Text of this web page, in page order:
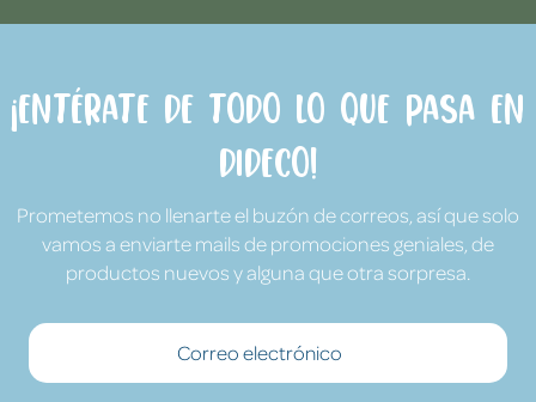
¡Entérate de todo lo que pasa en
Dideco!
Prometemos no llenarte el buzón de correos, así que solo
vamos a enviarte mails de promociones geniales, de
productos nuevos y alguna que otra sorpresa.